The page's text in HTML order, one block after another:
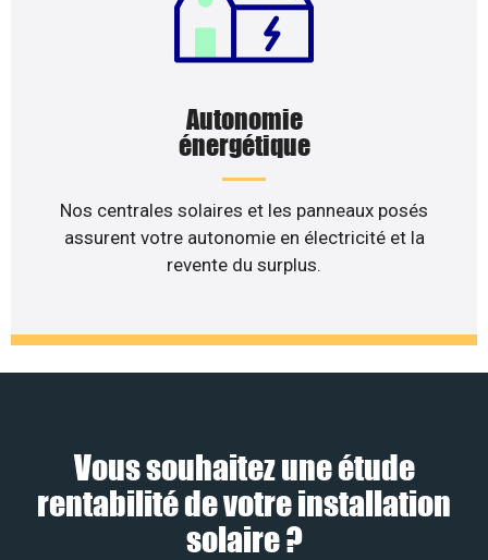
Autonomie
énergétique
Nos centrales solaires et les panneaux posés
assurent votre autonomie en électricité et la
revente du surplus.
Vous souhaitez une étude
rentabilité de votre installation
solaire ?